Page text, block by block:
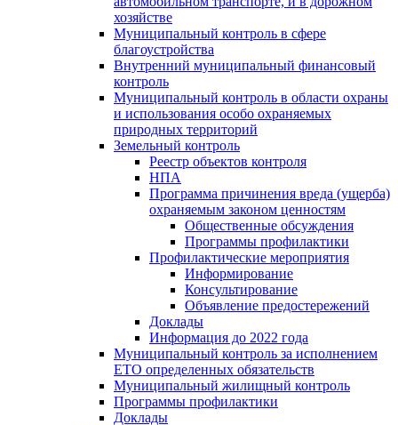
хозяйстве
Муниципальный контроль в сфере
благоустройства
Внутренний муниципальный финансовый
контроль
Муниципальный контроль в области охраны
и использования особо охраняемых
природных территорий
Земельный контроль
Реестр объектов контроля
НПА
Программа причинения вреда (ущерба)
охраняемым законом ценностям
Общественные обсуждения
Программы профилактики
Профилактические мероприятия
Информирование
Консультирование
Объявление предостережений
Доклады
Информация до 2022 года
Муниципальный контроль за исполнением
ЕТО определенных обязательств
Муниципальный жилищный контроль
Программы профилактики
Доклады